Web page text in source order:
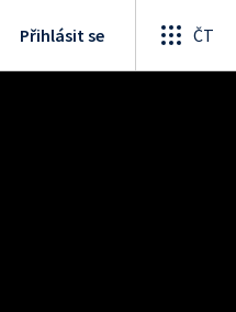
Přihlásit se ČT